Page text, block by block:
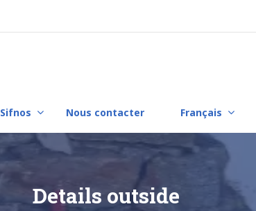
Sifnos Nous contacter Français
Details outside